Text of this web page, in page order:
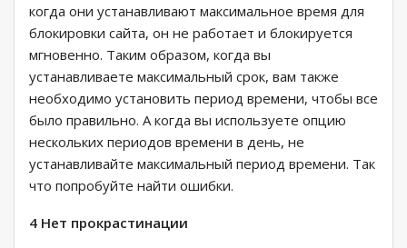
когда они устанавливают максимальное время для
блокировки сайта, он не работает и блокируется
мгновенно. Таким образом, когда вы
устанавливаете максимальный срок, вам также
необходимо установить период времени, чтобы все
было правильно. А когда вы используете опцию
нескольких периодов времени в день, не
устанавливайте максимальный период времени. Так
что попробуйте найти ошибки.
4 Нет прокрастинации